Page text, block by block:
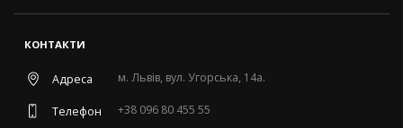
КОНТАКТИ
Адреса м. Львів, вул. Угорська, 14а.
Телефон +38 096 80 455 55